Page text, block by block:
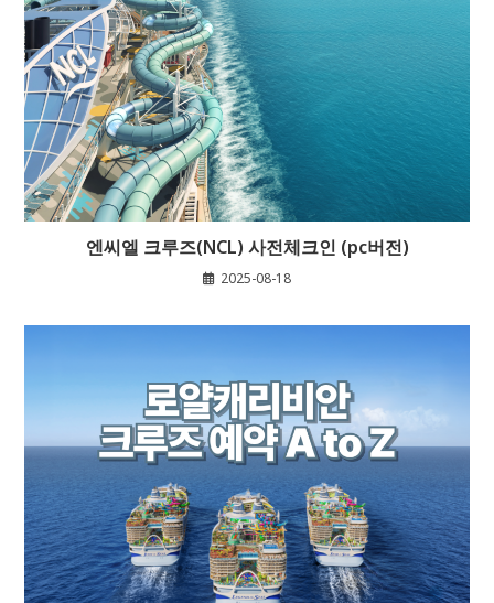
엔씨엘 크루즈(NCL) 사전체크인 (pc버전)
2025-08-18